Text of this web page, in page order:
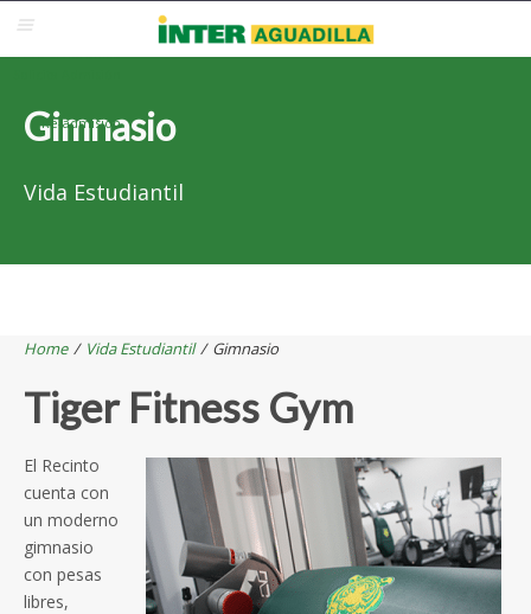
Correo Electrónico
Re-admisión
Gimnasio
Vida Estudiantil
Home / Vida Estudiantil / Gimnasio
Tiger Fitness Gym
El Recinto
cuenta con
un moderno
gimnasio
con pesas
libres,